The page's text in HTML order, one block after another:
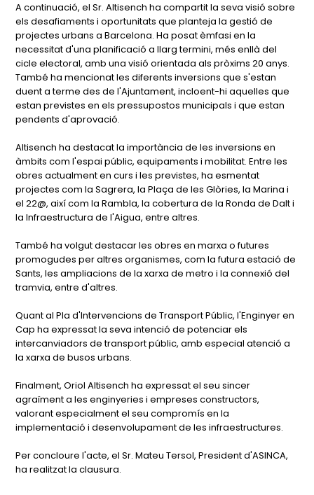
A continuació, el Sr. Altisench ha compartit la seva visió sobre
els desafiaments i oportunitats que planteja la gestió de
projectes urbans a Barcelona. Ha posat èmfasi en la
necessitat d'una planificació a llarg termini, més enllà del
cicle electoral, amb una visió orientada als pròxims 20 anys.
També ha mencionat les diferents inversions que s'estan
duent a terme des de l'Ajuntament, incloent-hi aquelles que
estan previstes en els pressupostos municipals i que estan
pendents d'aprovació.
Altisench ha destacat la importància de les inversions en
àmbits com l'espai públic, equipaments i mobilitat. Entre les
obres actualment en curs i les previstes, ha esmentat
projectes com la Sagrera, la Plaça de les Glòries, la Marina i
el 22@, així com la Rambla, la cobertura de la Ronda de Dalt i
la Infraestructura de l'Aigua, entre altres.
També ha volgut destacar les obres en marxa o futures
promogudes per altres organismes, com la futura estació de
Sants, les ampliacions de la xarxa de metro i la connexió del
tramvia, entre d'altres.
Quant al Pla d'Intervencions de Transport Públic, l'Enginyer en
Cap ha expressat la seva intenció de potenciar els
intercanviadors de transport públic, amb especial atenció a
la xarxa de busos urbans.
Finalment, Oriol Altisench ha expressat el seu sincer
agraïment a les enginyeries i empreses constructors,
valorant especialment el seu compromís en la
implementació i desenvolupament de les infraestructures.
Per concloure l'acte, el Sr. Mateu Tersol, President d'ASINCA,
ha realitzat la clausura.